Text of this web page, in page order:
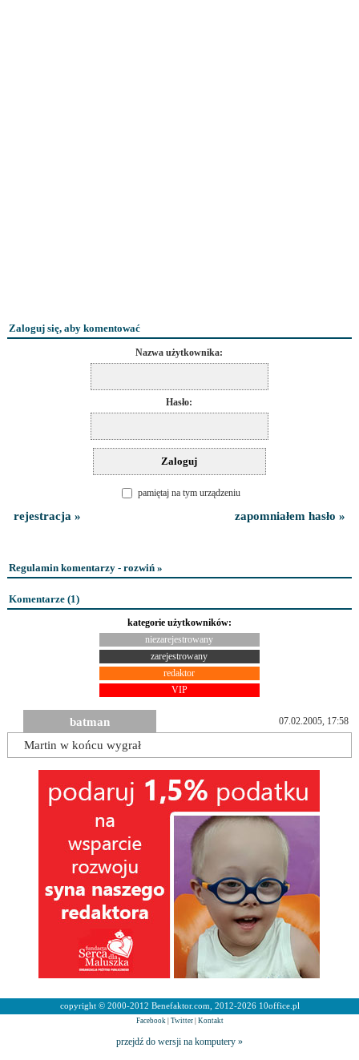
Zaloguj się, aby komentować
Nazwa użytkownika:
Hasło:
pamiętaj na tym urządzeniu
rejestracja » zapomniałem hasło »
Regulamin komentarzy - rozwiń »
Komentarze (1)
kategorie użytkowników:
niezarejestrowany
zarejestrowany
redaktor
VIP
batman 07.02.2005, 17:58
Martin w końcu wygrał
copyright © 2000-2012 Benefaktor.com, 2012-2026 10office.pl
Facebook| Twitter| Kontakt
przejdź do wersji na komputery »